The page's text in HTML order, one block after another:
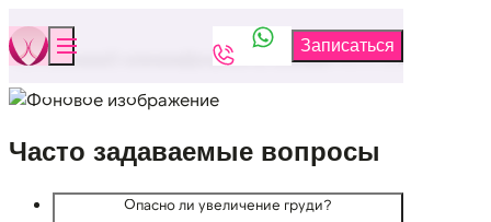
Бюстклиника Документы клиникиЧасто задаваемые
Часто задаваемые вопросы
Опасно ли увеличение груди?